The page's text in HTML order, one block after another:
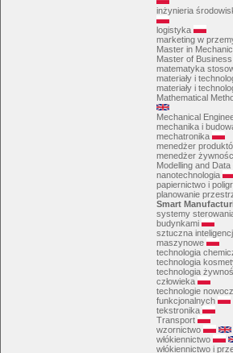
inżynieria
logistyka
marketing w
Master in
Master of
matematyka
materiały i
materiały i
Mathematical
Mechanical
mechanika i
mechatronika
menedżer
menedżer
Modelling and
nanotechnologia
papiernictwo i
planowanie
Smart
systemy
budynkami
sztuczna
maszynowe
technologia
technologia
technologia
człowieka
technologie
funkcjonalnych
tekstronika
Transport
wzornictwo
włókiennictwo
włókiennictwo i